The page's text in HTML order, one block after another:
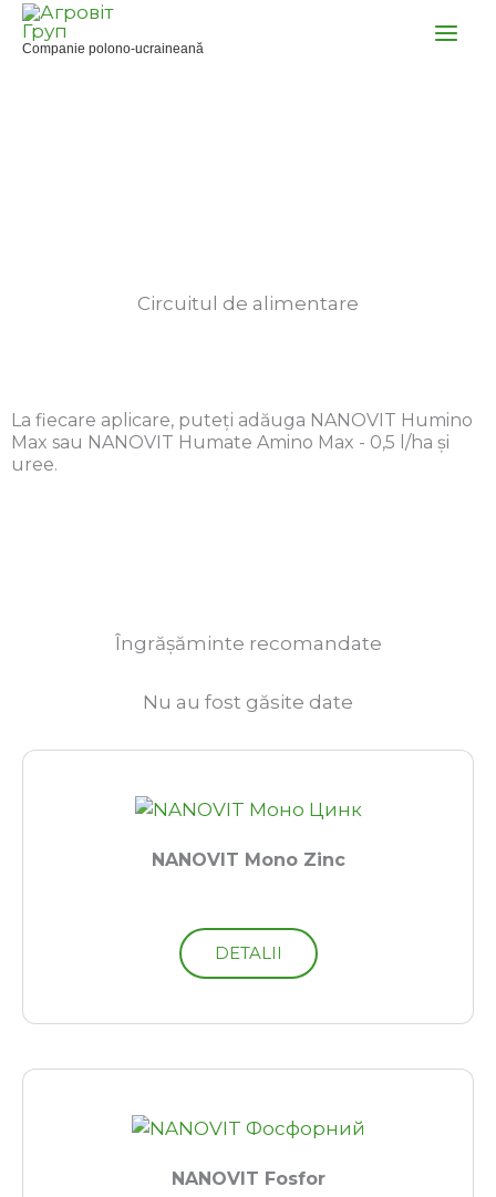
Skip
Companie polono-ucraineană
Circuitul de alimentare
La fiecare aplicare, puteți adăuga NANOVIT Humino
Max sau NANOVIT Humate Amino Max - 0,5 l/ha și
uree.
Îngrășăminte recomandate
Nu au fost găsite date
NANOVIT Mono Zinc
DETALII
NANOVIT Fosfor